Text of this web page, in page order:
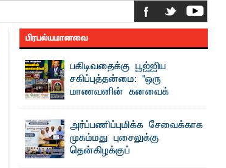
24ஆவது கட்ட
அழிப்பு
தீர்வு காண
பிரபல்யமானவை
பகிடிவதைக்கு பூஜ்ஜிய
சகிப்புத்தன்மை: "ஒரு
மாணவனின் கனவைக்
கலைக்காதீர்கள்" –
தென்கிழக்குப் பல்கலைக்கழக உபவேந்தர்
வலியுறுத்தல்
"ஒ ரு மாணவனின் அல்லது மாணவியின்
கனவு என்னால் கலைக்கப்படாது" என்ற
அர்ப்பணிப்புமிக்க சேவைக்காக
முகம்மது புசைலுக்கு
தென்கிழக்குப்